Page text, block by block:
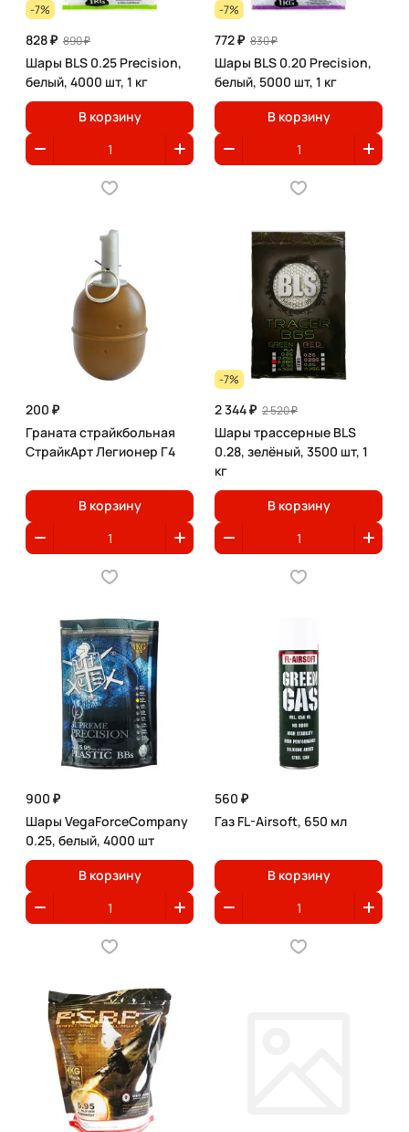
-7%
828 ₽ 890 ₽
Шары BLS 0.25 Precision,
белый, 4000 шт, 1 кг
В корзину
-7%
772 ₽ 830 ₽
Шары BLS 0.20 Precision,
белый, 5000 шт, 1 кг
В корзину
200 ₽
Граната страйкбольная
СтрайкАрт Легионер Г4
В корзину
-7%
2 344 ₽ 2 520 ₽
Шары трассерные BLS
0.28, зелёный, 3500 шт, 1
кг
В корзину
900 ₽
Шары VegaForceCompany
0.25, белый, 4000 шт
В корзину
560 ₽
Газ FL-Airsoft, 650 мл
В корзину